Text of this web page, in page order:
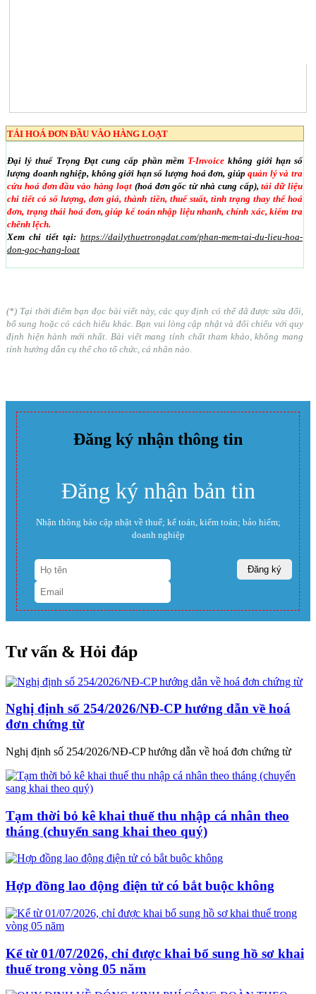
TẢI HOÁ ĐƠN ĐẦU VÀO HÀNG LOẠT
Đại lý thuế Trọng Đạt cung cấp phần mềm T-Invoice không giới hạn số
lượng doanh nghiệp, không giới hạn số lượng hoá đơn, giúpquản lý và tra
cứu hoá đơn đầu vào hàng loạt(hoá đơn gốc từ nhà cung cấp),tải dữ liệu
chi tiết có số lượng, đơn giá, thành tiền, thuế suất, tình trạng thay thế hoá
đơn, trạng thái hoá đơn, giúp kế toán nhập liệu nhanh, chính xác, kiểm tra
chênh lệch.
Xem chi tiết tại: https://dailythuetrongdat.com/phan-mem-tai-du-lieu-hoa-
don-goc-hang-loat
(*) Tại thời điểm bạn đọc bài viết này, các quy định có thể đã được sửa đổi,
bổ sung hoặc có cách hiểu khác. Bạn vui lòng cập nhật và đối chiếu với quy
định hiện hành mới nhất. Bài viết mang tính chất tham khảo, không mang
tính hướng dẫn cụ thể cho tổ chức, cá nhân nào.
Đăng ký nhận thông tin
Đăng ký nhận bản tin
Nhận thông báo cập nhật về thuế; kế toán, kiểm toán; bảo hiểm;
doanh nghiệp
Tư vấn & Hỏi đáp
Nghị định số 254/2026/NĐ-CP hướng dẫn về hoá
đơn chứng từ
Nghị định số 254/2026/NĐ-CP hướng dẫn về hoá đơn chứng từ
Tạm thời bỏ kê khai thuế thu nhập cá nhân theo
tháng (chuyển sang khai theo quý)
Hợp đồng lao động điện tử có bắt buộc không
Kể từ 01/07/2026, chỉ được khai bổ sung hồ sơ khai
thuế trong vòng 05 năm